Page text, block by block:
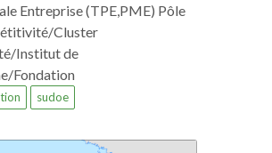
Entreprise (TPE,PME) Pôle
Cluster
Institut de
Fondation
sudoe